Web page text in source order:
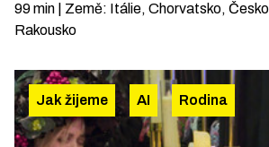
99min Země: Itálie, Chorvatsko,
Rakousko
Jak žijeme AI Rodina